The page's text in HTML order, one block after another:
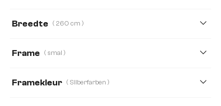
Breedte ( 260 cm )
280 cm
Frame ( smal )
Framekleur ( Silberfarben )